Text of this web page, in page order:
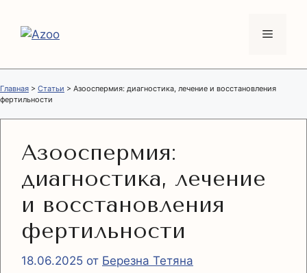
содержимому
Меню
Главная > Статьи > Азооспермия: диагностика, лечение и восстановления
фертильности
Азооспермия:
диагностика, лечение
и восстановления
фертильности
18.06.2025 от Березна Тетяна